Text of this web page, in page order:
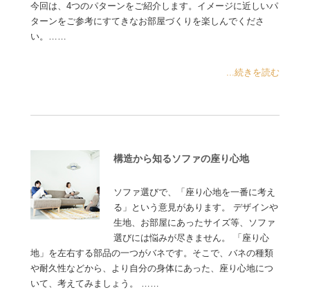
今回は、4つのパターンをご紹介します。イメージに近しいパ
ターンをご参考にすてきなお部屋づくりを楽しんでくださ
い。……
...続きを読む
構造から知るソファの座り心地
ソファ選びで、「座り心地を一番に考え
る」という意見があります。 デザインや
生地、お部屋にあったサイズ等、ソファ
選びには悩みが尽きません。 「座り心
地」を左右する部品の一つがバネです。そこで、バネの種類
や耐久性などから、より自分の身体にあった、座り心地につ
いて、考えてみましょう。 ……